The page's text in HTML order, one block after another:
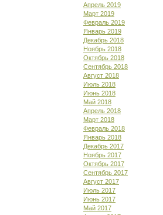
Апрель 2019
Март 2019
Февраль 2019
Январь 2019
Декабрь 2018
Ноябрь 2018
Октябрь 2018
Сентябрь 2018
Август 2018
Июль 2018
Июнь 2018
Май 2018
Апрель 2018
Март 2018
Февраль 2018
Январь 2018
Декабрь 2017
Ноябрь 2017
Октябрь 2017
Сентябрь 2017
Август 2017
Июль 2017
Июнь 2017
Май 2017